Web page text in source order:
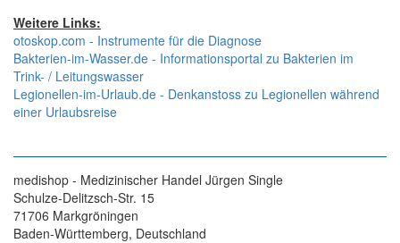
Weitere Links:
otoskop.com - Instrumente für die Diagnose
Bakterien-im-Wasser.de - Informationsportal zu Bakterien im
Trink- / Leitungswasser
Legionellen-im-Urlaub.de - Denkanstoss zu Legionellen während
einer Urlaubsreise
medishop - Medizinischer Handel Jürgen Single
Schulze-Delitzsch-Str. 15
71706 Markgröningen
Baden-Württemberg, Deutschland